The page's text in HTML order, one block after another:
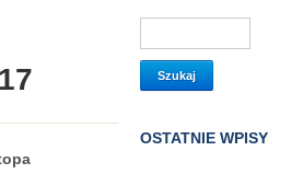
OSTATNIE WPISY